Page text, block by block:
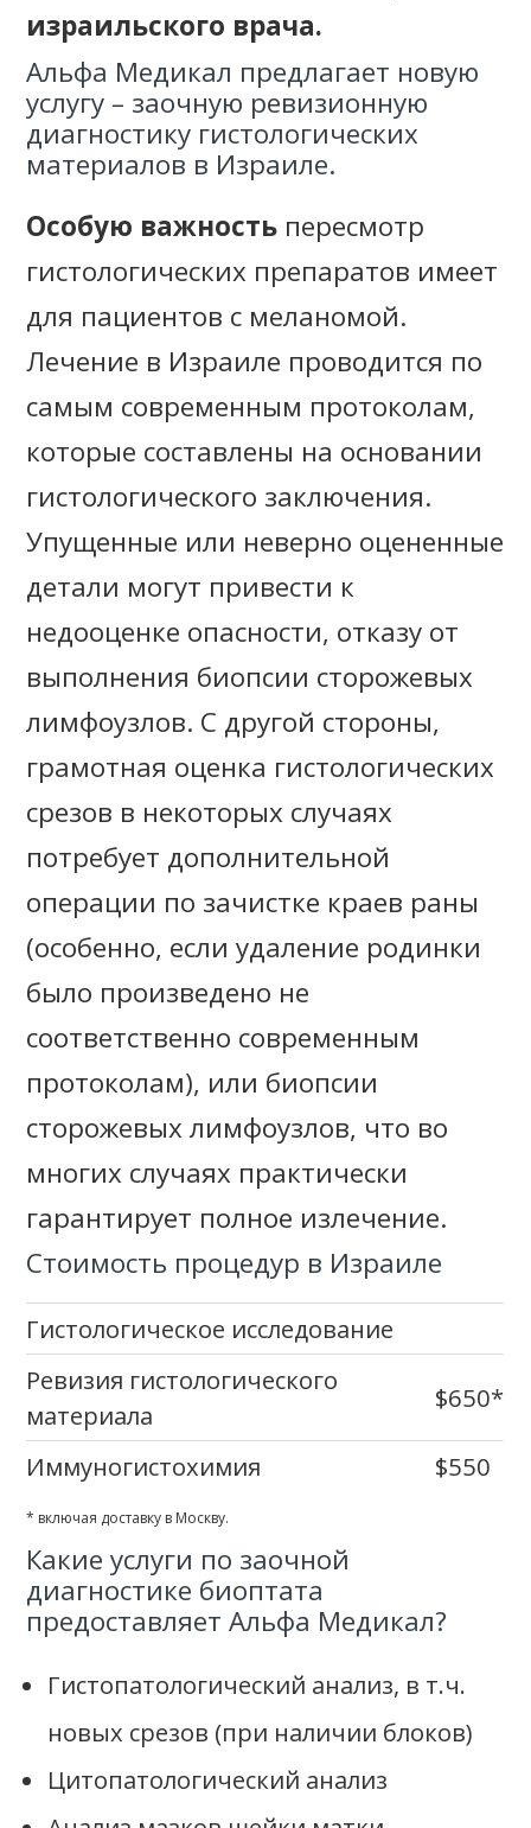
израильского врача.
Альфа Медикал предлагает новую
услугу – заочную ревизионную
диагностику гистологических
материалов в Израиле.
Особую важность пересмотр
гистологических препаратов имеет
для пациентов с меланомой.
Лечение в Израиле проводится по
самым современным протоколам,
которые составлены на основании
гистологического заключения.
Упущенные или неверно оцененные
детали могут привести к
недооценке опасности, отказу от
выполнения биопсии сторожевых
лимфоузлов. С другой стороны,
грамотная оценка гистологических
срезов в некоторых случаях
потребует дополнительной
операции по зачистке краев раны
(особенно, если удаление родинки
было произведено не
соответственно современным
протоколам), или биопсии
сторожевых лимфоузлов, что во
многих случаях практически
гарантирует полное излечение.
Стоимость процедур в Израиле
Гистологическое исследование
Ревизия гистологического
материала
$650*
Иммуногистохимия $550
* включая доставку в Москву.
Какие услуги по заочной
диагностике биоптата
предоставляет Альфа Медикал?
Гистопатологический анализ, в т.ч.
новых срезов (при наличии блоков)
Цитопатологический анализ